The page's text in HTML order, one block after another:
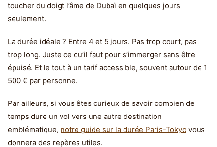
toucher du doigt l’âme de Dubaï en quelques jours
seulement.
La durée idéale ? Entre 4 et 5 jours. Pas trop court, pas
trop long. Juste ce qu’il faut pour s’immerger sans être
épuisé. Et le tout à un tarif accessible, souvent autour de 1
500 € par personne.
Par ailleurs, si vous êtes curieux de savoir combien de
temps dure un vol vers une autre destination
emblématique, notre guide sur la durée Paris-Tokyo vous
donnera des repères utiles.